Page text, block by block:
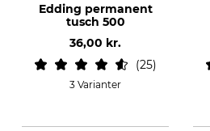
Edding permanent
tusch 500
36,00 kr.
25
3 Varianter